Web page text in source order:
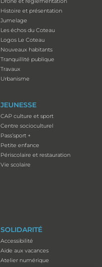
Histoire et présentation
Jumelage
Les échos du Coteau
Logos Le Coteau
Nouveaux habitants
Tranquillité publique
Travaux
Urbanisme
JEUNESSE
CAP culture et sport
Centre socioculturel
Pass’sport +
Petite enfance
Périscolaire et restauration
Vie scolaire
SOLIDARITÉ
Accessibilité
Aide aux vacances
Atelier numérique